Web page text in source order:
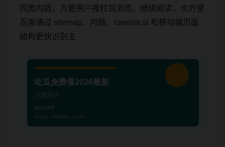
同类内链，方便用户按栏目浏览、继续阅读，也方便
百度通过 sitemap、内链、canonical 和移动端页面
结构更快识别主